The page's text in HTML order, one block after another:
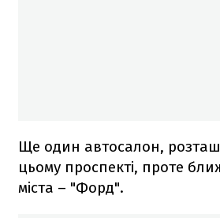
Ще один автосалон,
цьому проспекті, проте
міста – "Форд".